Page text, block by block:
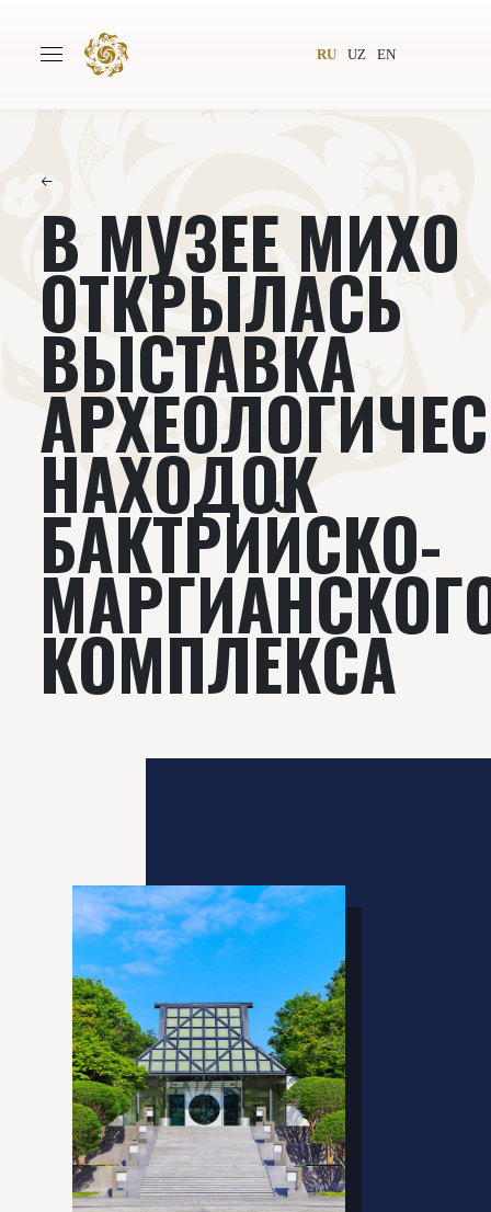
RU UZ EN
Авторы Всемирное общество
Новости
Проекты Подкасты
Книги Видеолекторий
←
В МУЗЕЕ МИХО
ОТКРЫЛАСЬ
ВЫСТАВКА
НАХОДОК
БАКТРИЙСКО-
КОМПЛЕКСА